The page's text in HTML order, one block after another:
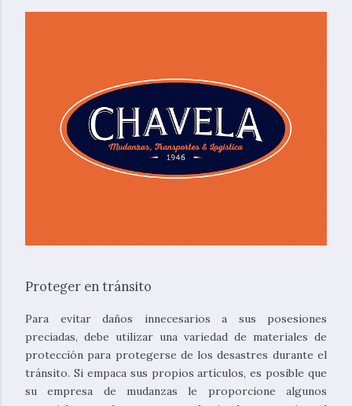
Proteger en tránsito
Para evitar daños innecesarios a sus posesiones
preciadas, debe utilizar una variedad de materiales de
protección para protegerse de los desastres durante el
tránsito. Si empaca sus propios artículos, es posible que
su empresa de mudanzas le proporcione algunos